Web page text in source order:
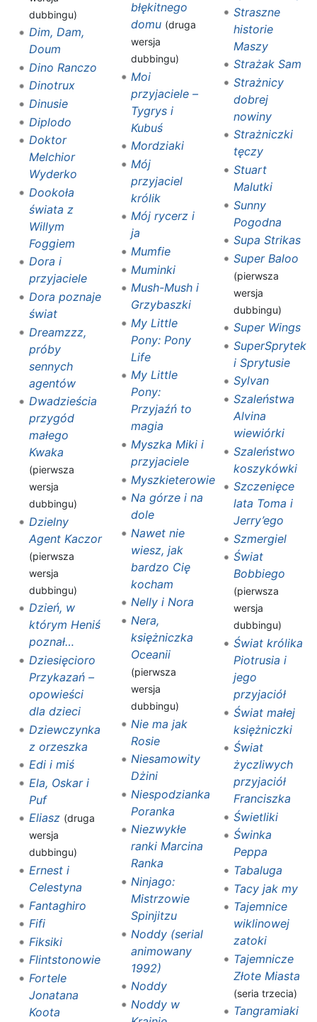
dubbingu)
Dim, Dam,
Doum
Dino Ranczo
Dinotrux‎
Dinusie
Diplodo
Doktor
Melchior
Wyderko
Dookoła
świata z
Willym
Foggiem
Dora i
przyjaciele
Dora poznaje
świat
Dreamzzz,
próby
sennych
agentów
Dwadzieścia
przygód
małego
Kwaka
(pierwsza
wersja
dubbingu)
Dzielny
Agent Kaczor
(pierwsza
wersja
dubbingu)
Dzień, w
którym Heniś
poznał…
Dziesięcioro
Przykazań –
opowieści
dla dzieci
Dziewczynka
z orzeszka
Edi i miś
Ela, Oskar i
Puf
Eliasz (druga
wersja
dubbingu)
Ernest i
Celestyna
Fantaghiro
Fifi
Fiksiki
Flintstonowie
Fortele
Jonatana
Koota
błękitnego
domu (druga
wersja
dubbingu)
Moi
przyjaciele –
Tygrys i
Kubuś
Mordziaki
Mój
przyjaciel
królik
Mój rycerz i
ja
Mumfie
Muminki
Mush-Mush i
Grzybaszki
My Little
Pony: Pony
Life
My Little
Pony:
Przyjaźń to
magia
Myszka Miki i
przyjaciele
Myszkieterowie
Na górze i na
dole
Nawet nie
wiesz, jak
bardzo Cię
kocham
Nelly i Nora
Nera,
księżniczka
Oceanii
(pierwsza
wersja
dubbingu)
Nie ma jak
Rosie
Niesamowity
Dżini
Niespodzianka
Poranka
Niezwykłe
ranki Marcina
Ranka
Ninjago:
Mistrzowie
Spinjitzu
Noddy (serial
animowany
1992)
Noddy
Noddy w
Straszne
historie
Maszy
Strażak Sam
Strażnicy
dobrej
nowiny
Strażniczki
tęczy
Stuart
Malutki
Sunny
Pogodna
Supa Strikas
Super Baloo
(pierwsza
wersja
dubbingu)
Super Wings
SuperSprytek
i Sprytusie
Sylvan
Szaleństwa
Alvina
wiewiórki
Szaleństwo
koszykówki
Szczenięce
lata Toma i
Jerry’ego
Szmergiel
Świat
Bobbiego
(pierwsza
wersja
dubbingu)
Świat królika
Piotrusia i
jego
przyjaciół
Świat małej
księżniczki
Świat
życzliwych
przyjaciół
Franciszka
Świetliki
Świnka
Peppa
Tabaluga
Tacy jak my
Tajemnice
wiklinowej
zatoki
Tajemnicze
Złote Miasta
(seria trzecia)
Tangramiaki